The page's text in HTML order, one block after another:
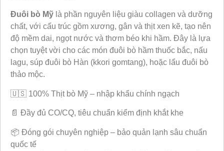
Đuôi bò Mỹ là phần nguyên liệu giàu collagen và dưỡng
chất, với cấu trúc gồm xương, gân và thịt xen kẽ, tạo nên
độ mềm dai, ngọt nước và thơm béo khi hầm. Đây là lựa
chọn tuyệt vời cho các món đuôi bò hầm thuốc bắc, nấu
lagu, súp đuôi bò Hàn (kkori gomtang), hoặc lẩu đuôi bò
thảo mộc.
🇺🇸 100% Thịt bò Mỹ – nhập khẩu chính ngạch
📄 Đầy đủ CO/CQ, tiêu chuẩn kiểm định khắt khe
📦 Đóng gói chuyên nghiệp – bảo quản lạnh sâu chuẩn
quốc tế